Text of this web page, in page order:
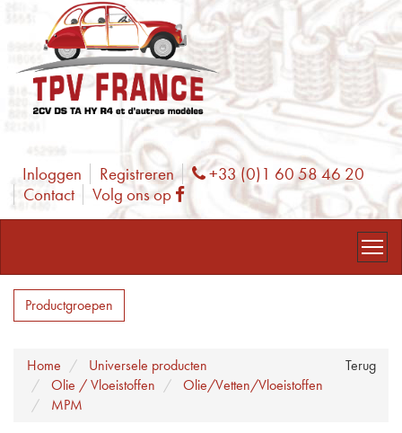
Inloggen Registreren Phone
+33 (0)1 60 58 46 20
Contact
Volg ons op Facebook
Productgroepen
Terug
Home
Universele producten
Olie / Vloeistoffen
Olie/Vetten/Vloeistoffen
MPM